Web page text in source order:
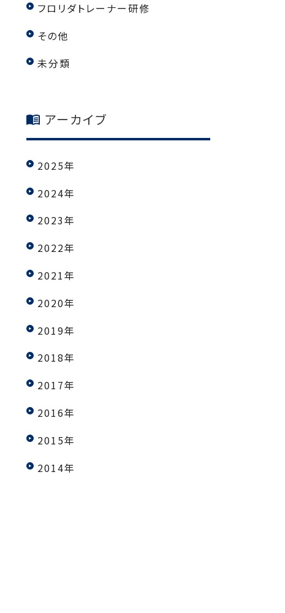
フロリダトレーナー研修
その他
未分類
アーカイブ
2025年
2024年
2023年
2022年
2021年
2020年
2019年
2018年
2017年
2016年
2015年
2014年